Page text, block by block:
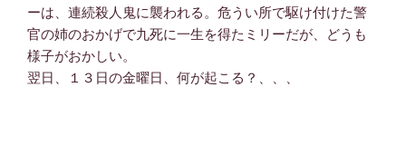
ーは、連続殺人鬼に襲われる。危うい所で駆け付けた警
官の姉のおかげで九死に一生を得たミリーだが、どうも
様子がおかしい。
翌日、１３日の金曜日、何が起こる？、、、